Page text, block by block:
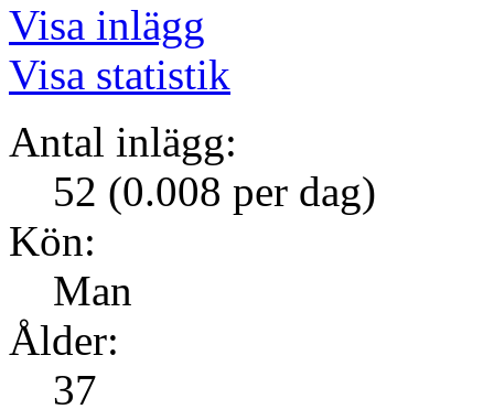
Visa inlägg
Visa statistik
Antal inlägg:
52 (0.008 per dag)
Kön:
Man
Ålder:
37